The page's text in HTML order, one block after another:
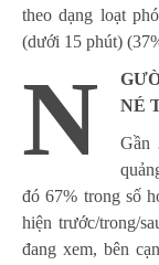
theo dạng loạt
(dưới 15 phút)
N
NÉ
Gần
đó 67% trong số
hiện trước/trong/
đang xem, bên